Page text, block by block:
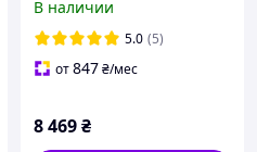
1 Mobile RX)
В наличии
5.0 (5)
от847₴/мес
8 469₴